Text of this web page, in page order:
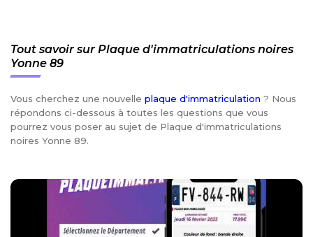
Tout savoir sur Plaque d'immatriculations noires
Yonne 89
Vous cherchez une nouvelle plaque d'immatriculation ? Nous
répondons ci-dessous à toutes les questions que vous
pourrez vous poser au sujet de Plaque d'immatriculations
noires Yonne 89.